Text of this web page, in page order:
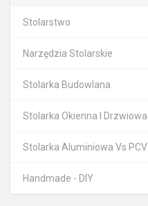
Stolarstwo
Narzędzia Stolarskie
Stolarka Budowlana
Stolarka Okienna I Drzwiowa
Stolarka Aluminiowa Vs PCV
Handmade - DIY